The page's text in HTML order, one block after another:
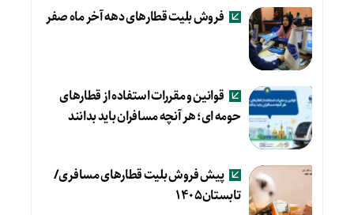
فروش بلیت قطارهای دهه آخر ماه صفر
قوانین و مقررات استفاده از قطارهای
حومه ای؛ هر آنچه مسافران باید بدانند
پیش فروش بلیت قطارهای مسافری/
تابستان۱۴۰۵